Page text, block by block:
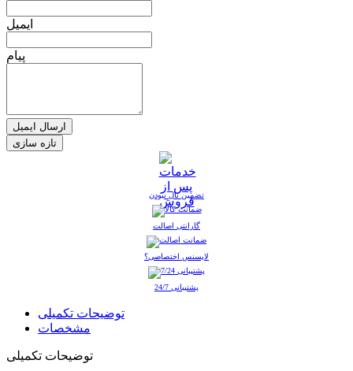
ایمیل
پیام
ارسال ایمیل
تضمین نال نبودن
گارانتی اصالت
لایسنس اختصاصی؟
پشتیبانی 24/7
توضیحات تکمیلی
مشخصات
توضیحات تکمیلی